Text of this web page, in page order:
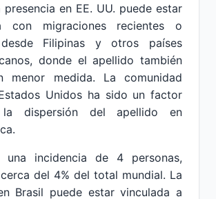
presencia en EE. UU. puede estar
con migraciones recientes o
Filipinas y otros países
donde el apellido también
menor medida. La comunidad
Unidos ha sido un factor
dispersión del apellido en
una incidencia de 4 personas,
del 4% del total mundial. La
Brasil puede estar vinculada a